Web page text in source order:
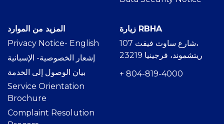
المزيد من الموارد
Privacy Notice- English
إشعار الخصوصية- الإسبانية
بيان الوصول إلى الخدمة
Service Orientation
Brochure
Complaint Resolution
زيارة RBHA
107 شارع ساوث فيفث،
ريتشموند، فرجينيا 23219
+ 804-819-4000